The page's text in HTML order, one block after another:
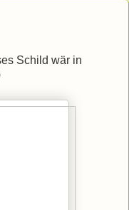
Schild wär in